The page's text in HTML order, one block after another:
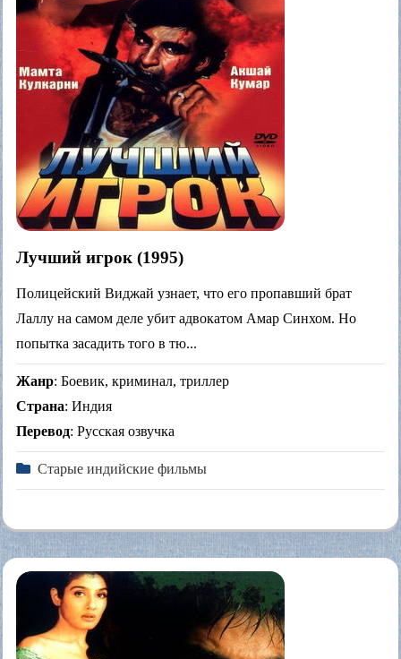
Лучший игрок (1995)
Полицейский Виджай узнает, что его пропавший брат
Лаллу на самом деле убит адвокатом Амар Синхом. Но
попытка засадить того в тю...
Жанр: Боевик, криминал, триллер
Страна: Индия
Перевод: Русская озвучка
Старые индийские фильмы